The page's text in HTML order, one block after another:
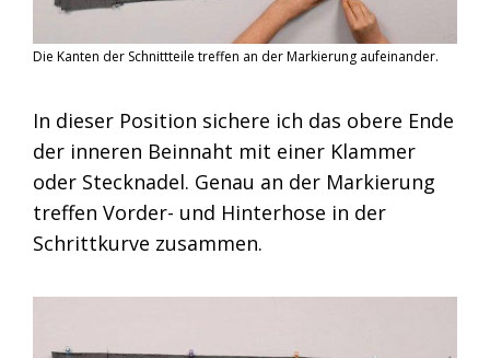
Die Kanten der Schnittteile treffen an der Markierung aufeinander.
In dieser Position sichere ich das obere Ende
der inneren Beinnaht mit einer Klammer
oder Stecknadel. Genau an der Markierung
treffen Vorder- und Hinterhose in der
Schrittkurve zusammen.